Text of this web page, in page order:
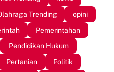
Trending
opini
Pemerintahan
Pendidikan Hukum
Pertanian
Politik